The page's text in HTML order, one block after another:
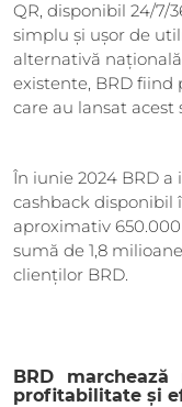
QR, disponibil 24/7/
simplu și ușor de
alternativă
existente, BRD
care au lansat acest
În iunie 2024 BRD
cashback disponibil
aproximativ
sumă de 1,8
clienților BRD.
BRD
profitabilitate și